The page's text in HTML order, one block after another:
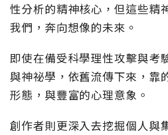
性分析的精神核心，但這些精
我們，奔向想像的未來。
即使在備受科學理性攻擊與考
與神祕學，依舊流傳下來，靠
形態，與豐富的心理意象。
創作者則更深入去挖掘個人與